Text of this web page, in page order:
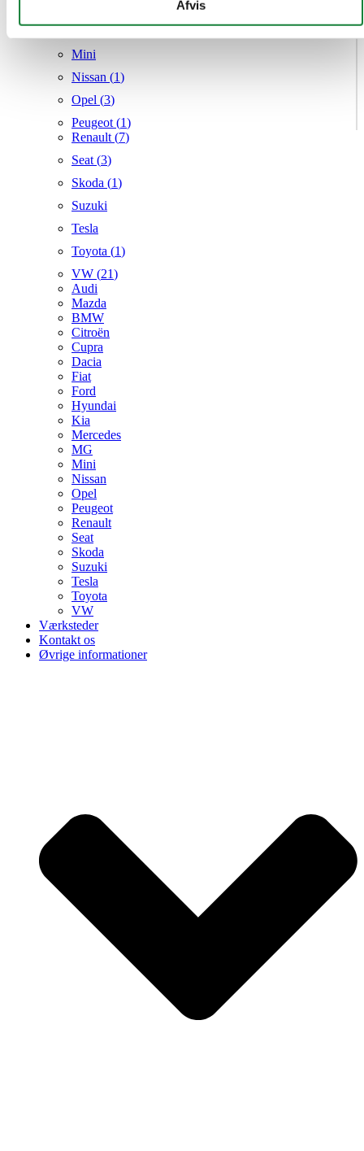
givet dem, eller som de har indsamlet fra din brug af deres
tjenester.
Afvis
Mini
Nissan (1)
Opel (3)
Peugeot (1)
Renault (7)
Seat (3)
Skoda (1)
Suzuki
Tesla
Toyota (1)
VW (21)
Audi
Mazda
BMW
Citroën
Cupra
Dacia
Fiat
Ford
Hyundai
Kia
Mercedes
MG
Mini
Nissan
Opel
Peugeot
Renault
Seat
Skoda
Suzuki
Tesla
Toyota
VW
Værksteder
Kontakt os
Øvrige informationer